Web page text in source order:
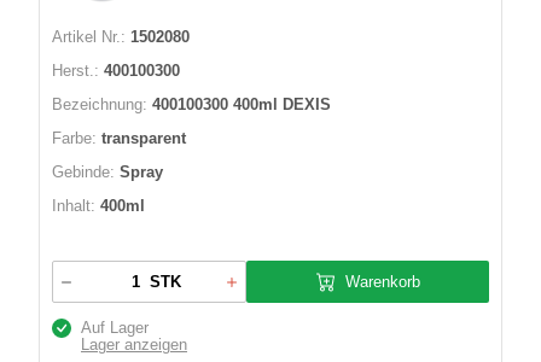
Artikel Nr.: 1502080
Herst.: 400100300
Bezeichnung: 400100300 400ml DEXIS
Farbe: transparent
Gebinde: Spray
Inhalt: 400ml
STK Warenkorb
Auf Lager
Lager anzeigen